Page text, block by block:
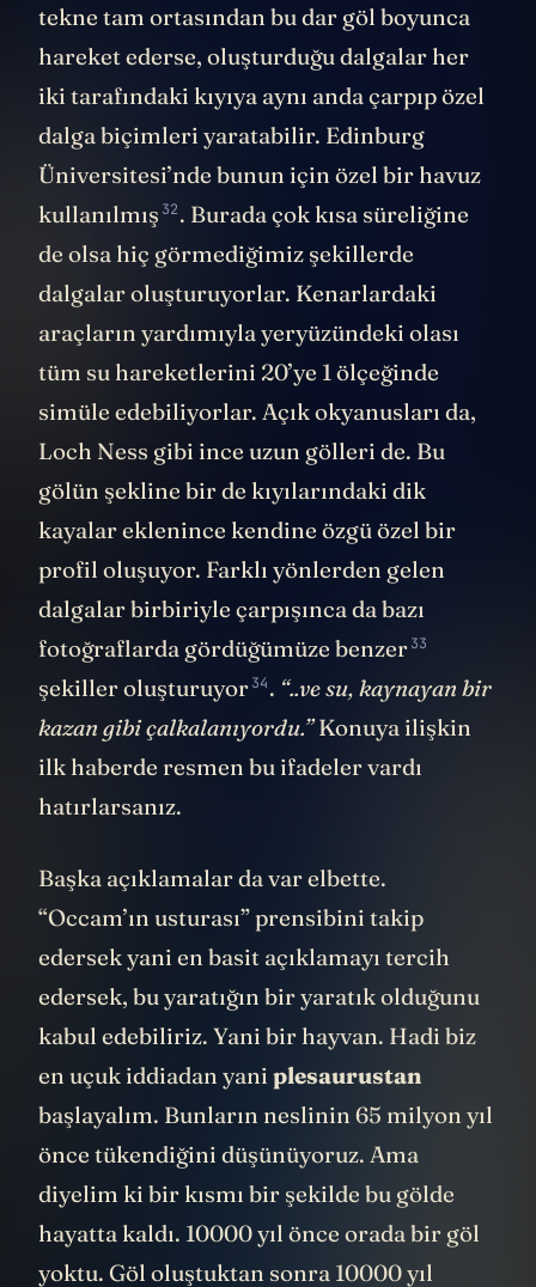
ince ve uzun olduğunu gördük. Eğer bir
tekne tam ortasından bu dar göl boyunca
hareket ederse, oluşturduğu dalgalar her
iki tarafındaki kıyıya aynı anda çarpıp özel
dalga biçimleri yaratabilir. Edinburg
Üniversitesi’nde bunun için özel bir havuz
kullanılmış 32. Burada çok kısa süreliğine
de olsa hiç görmediğimiz şekillerde
dalgalar oluşturuyorlar. Kenarlardaki
araçların yardımıyla yeryüzündeki olası
tüm su hareketlerini 20’ye 1 ölçeğinde
simüle edebiliyorlar. Açık okyanusları da,
Loch Ness gibi ince uzun gölleri de. Bu
gölün şekline bir de kıyılarındaki dik
kayalar eklenince kendine özgü özel bir
profil oluşuyor. Farklı yönlerden gelen
dalgalar birbiriyle çarpışınca da bazı
fotoğraflarda gördüğümüzebenzer
şekilleroluşturuyor .“..ve su, kaynayan bir
kazan gibi çalkalanıyordu.”Konuya ilişkin
ilk haberde resmen bu ifadeler vardı
Başka açıklamalar da var elbette.
“Occam’ın usturası” prensibini takip
edersek yani en basit açıklamayı tercih
edersek, bu yaratığın bir yaratık olduğunu
kabul edebiliriz. Yani bir hayvan. Hadi biz
en uçuk iddiadan yaniplesaurustan
başlayalım. Bunların neslinin 65 milyon yıl
önce tükendiğini düşünüyoruz. Ama
diyelim ki bir kısmı bir şekilde bu gölde
hayatta kaldı. 10000 yıl önce orada bir göl